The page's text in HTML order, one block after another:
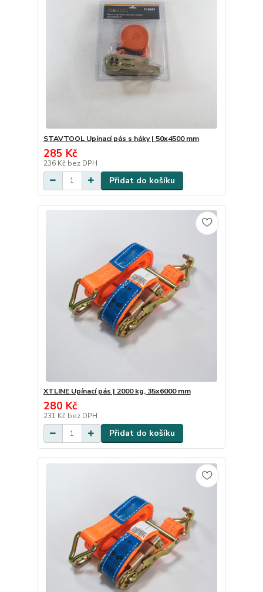
STAVTOOL Upínací pás s háky | 50x4500 mm
285 Kč
236 Kč bez DPH
Přidat do košíku
XTLINE Upínací pás | 2000 kg, 35x6000 mm
280 Kč
231 Kč bez DPH
Přidat do košíku